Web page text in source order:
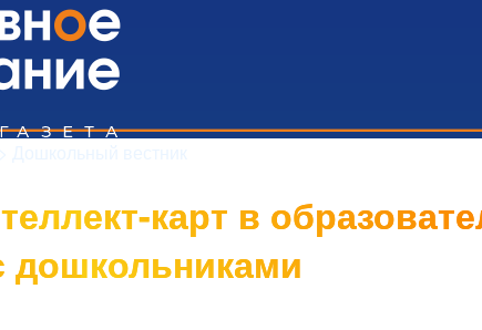
карт в
дошкольниками